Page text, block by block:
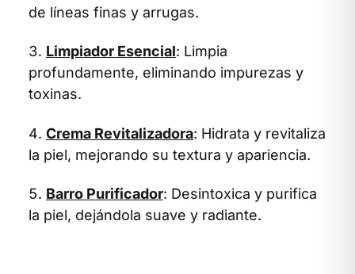
de líneas finas y arrugas.
Limpiador Esencial: Limpia
profundamente, eliminando impurezas y
toxinas.
Crema Revitalizadora: Hidrata y revitaliza
la piel, mejorando su textura y apariencia.
Barro Purificador: Desintoxica y purifica
la piel, dejándola suave y radiante.